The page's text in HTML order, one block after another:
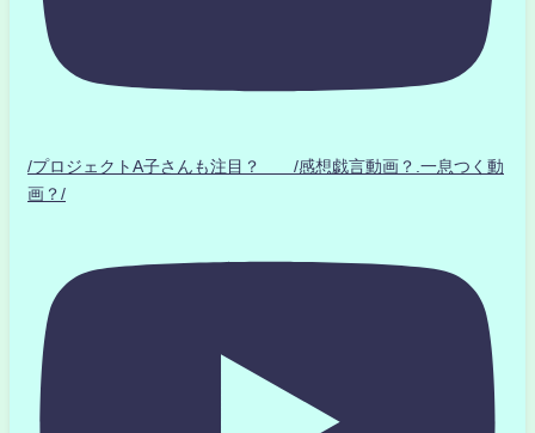
/プロジェクトA子さんも注目？ /感想戯言動画？.一息つく動
画？/